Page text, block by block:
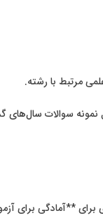
مرتبط با رشته.
برای **آمادگی برای